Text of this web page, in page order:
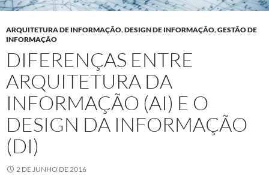
ARQUITETURA DE INFORMAÇÃO,DESIGN DE INFORMAÇÃO,GESTÃO DE
INFORMAÇÃO
DIFERENÇAS ENTRE
ARQUITETURA DA
INFORMAÇÃO (AI) E O
DESIGN DA INFORMAÇÃO
(DI)
2 DE JUNHO DE 2016